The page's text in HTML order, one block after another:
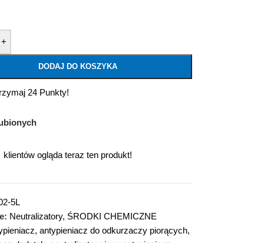
+
DODAJ DO KOSZYKA
24 Punkty!
klientów ogląda teraz ten produkt!
5L
Neutralizatory, ŚRODKI CHEMICZNE
, antypieniacz do odkurzaczy piorących,